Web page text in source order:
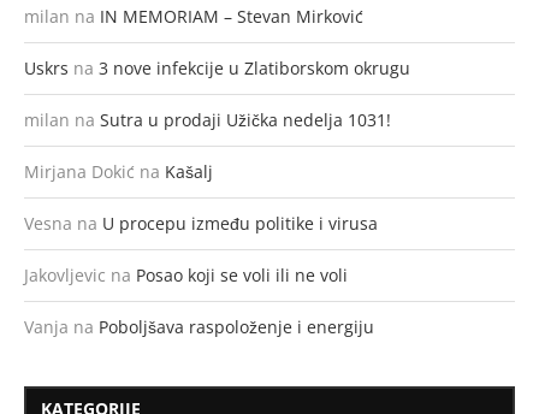
milan na IN MEMORIAM – Stevan Mirković
Uskrs na 3 nove infekcije u Zlatiborskom okrugu
milan na Sutra u prodaji Užička nedelja 1031!
Mirjana Dokić na Kašalj
Vesna na U procepu između politike i virusa
Jakovljevic na Posao koji se voli ili ne voli
Vanja na Poboljšava raspoloženje i energiju
KATEGORIJE